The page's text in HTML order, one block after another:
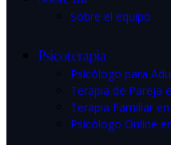
Sobre el equipo
Psicoterapia
Psicólogo para
Terapia de Pareja
Terapia Familiar
Psicólogo Online